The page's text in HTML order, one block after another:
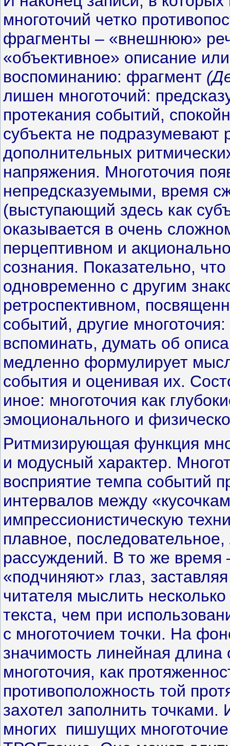
многоточий четко
фрагменты – «внешнюю»
«объективное» описание
воспоминанию: фрагмент
лишен многоточий:
протекания событий,
субъекта не подразумевают
дополнительных
напряжения. Многоточия
непредсказуемыми, время
(выступающий здесь как
оказывается в очень
перцептивном и
сознания. Показательно,
одновременно с другим
ретроспективном,
событий, другие
вспоминать, думать об
медленно формулирует
события и оценивая их.
иное: многоточия как
эмоционального и
Ритмизирующая функция
и модусный характер.
восприятие темпа событий
интервалов между
импрессионистическую
плавное,
рассуждений. В то же время
«подчиняют» глаз,
читателя мыслить
текста, чем при
с многоточием точки. На
значимость линейная длина
многоточия, как
противоположность той
захотел заполнить
многих пишущих